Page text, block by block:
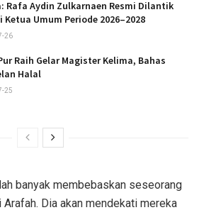
Rafa Aydin Zulkarnaen Resmi Dilantik
Ketua Umum Periode 2026–2028
26
Raih Gelar Magister Kelima, Bahas
Halal
25
banyak membebaskan seseorang
Arafah. Dia akan mendekati mereka